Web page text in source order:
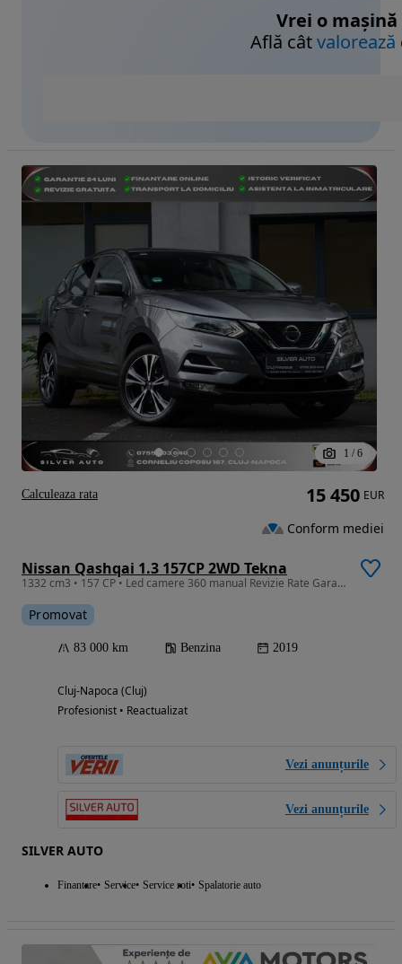
Vrei o mașină
Află câtvalorează
1 / 6
Nissan Qashqai 1.3 157CP 2WD Tekna
1332 cm3 • 157 CP • Led camere 360 manual Revizie Rate Garantie
Promovat
83 000 km Benzina 2019
Cluj-Napoca (Cluj)
Profesionist • Reactualizat
Vezi anunțurile
Vezi anunțurile
SILVER AUTO
Finantare Service Service roti Spalatorie auto
15 450 EUR
Conform mediei
Calculeaza rata